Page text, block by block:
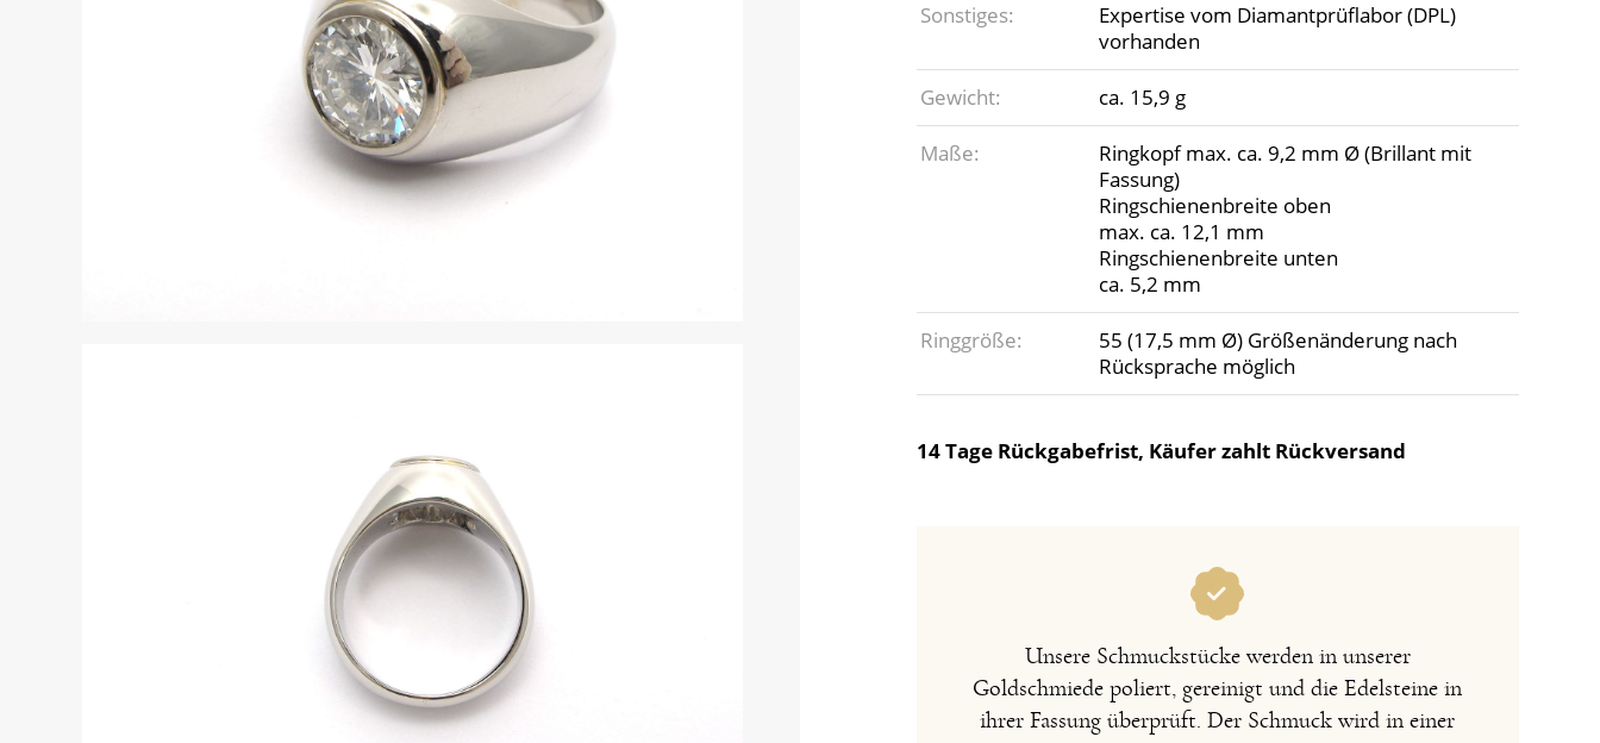
Sonstiges:
Expertise vom Diamantprüflabor (DPL)
vorhanden
Gewicht: ca. 15,9 g
Maße:
Ringkopf max. ca. 9,2 mm Ø (Brillant mit
Fassung)
Ringschienenbreite oben
max. ca. 12,1 mm
Ringschienenbreite unten
ca. 5,2 mm
Ringgröße:
55 (17,5 mm Ø) Größenänderung nach
Rücksprache möglich
14 Tage Rückgabefrist, Käufer zahlt Rückversand
Unsere Schmuckstücke werden in unserer
Goldschmiede poliert, gereinigt und die Edelsteine in
ihrer Fassung überprüft. Der Schmuck wird in einer